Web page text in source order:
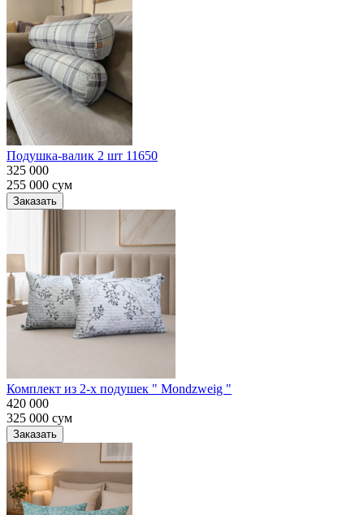
Подушка-валик 2 шт 11650
325 000
255 000 сум
Заказать
Комплект из 2-х подушек " Mondzweig "
420 000
325 000 сум
Заказать